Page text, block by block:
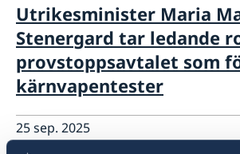
Utrikesminister Maria
Stenergard tar ledande
provstoppsavtalet som
kärnvapentester
25 sep. 2025